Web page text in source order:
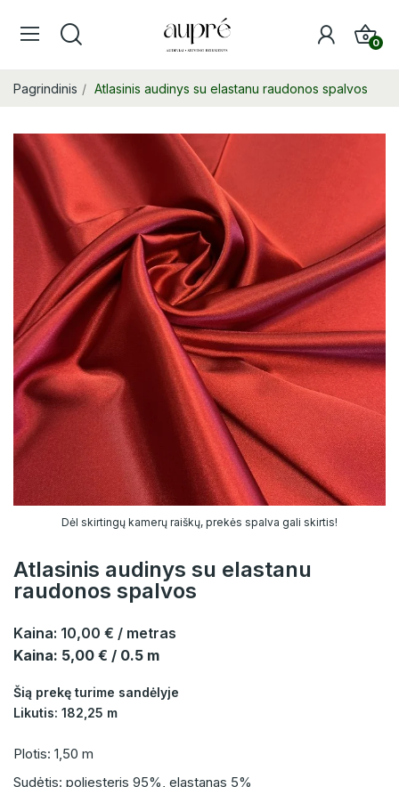
0
Pagrindinis Atlasinis audinys su elastanu raudonos spalvos
Dėl skirtingų kamerų raiškų, prekės spalva gali skirtis!
Atlasinis audinys su elastanu
raudonos spalvos
Kaina: 10,00 € / metras
Kaina: 5,00 € / 0.5 m
Šią prekę turime sandėlyje
Likutis: 182,25 m
Plotis: 1,50 m
Sudėtis: poliesteris 95%, elastanas 5%